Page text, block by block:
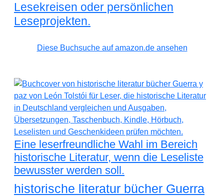
Lesekreisen oder persönlichen
Leseprojekten.
Diese Buchsuche auf amazon.de ansehen
Eine leserfreundliche Wahl im Bereich
historische Literatur, wenn die Leseliste
bewusster werden soll.
historische literatur bücher Guerra